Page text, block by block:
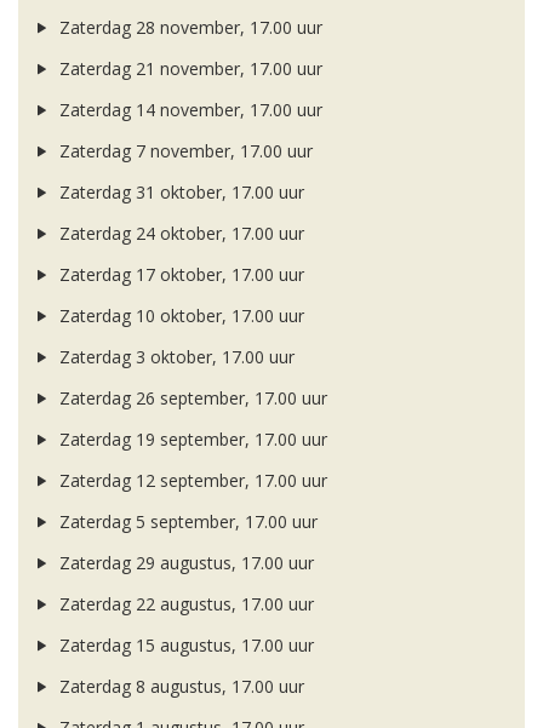
Zaterdag 28 november, 17.00 uur
Zaterdag 21 november, 17.00 uur
Zaterdag 14 november, 17.00 uur
Zaterdag 7 november, 17.00 uur
Zaterdag 31 oktober, 17.00 uur
Zaterdag 24 oktober, 17.00 uur
Zaterdag 17 oktober, 17.00 uur
Zaterdag 10 oktober, 17.00 uur
Zaterdag 3 oktober, 17.00 uur
Zaterdag 26 september, 17.00 uur
Zaterdag 19 september, 17.00 uur
Zaterdag 12 september, 17.00 uur
Zaterdag 5 september, 17.00 uur
Zaterdag 29 augustus, 17.00 uur
Zaterdag 22 augustus, 17.00 uur
Zaterdag 15 augustus, 17.00 uur
Zaterdag 8 augustus, 17.00 uur